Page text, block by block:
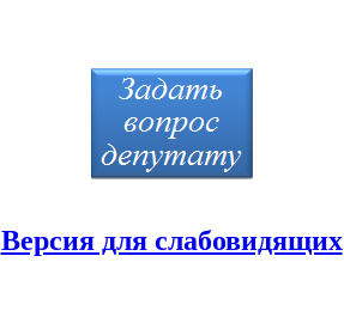
Версия для слабовидящих